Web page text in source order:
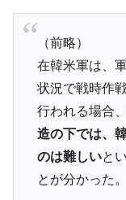
『Money1』
は韓国で『BYD』
1.9倍！
『Money1』
在
く空港に詰めかけ
ドを掲げる「在韓
『Money1』
韓
ータセンター整備
（前略）
在韓米軍は、
状況で戦時作
行われる場合、
造の下では、
のは難しいと
とが分かった。